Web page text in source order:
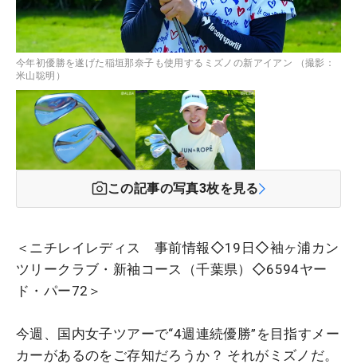
今年初優勝を遂げた稲垣那奈子も使用するミズノの新アイアン （撮影：
米山聡明）
この記事の写真3枚を見る
＜ニチレイレディス 事前情報◇19日◇袖ヶ浦カン
ツリークラブ・新袖コース（千葉県）◇6594ヤー
ド・パー72＞
今週、国内女子ツアーで“4週連続優勝”を目指すメー
カーがあるのをご存知だろうか？ それがミズノだ。